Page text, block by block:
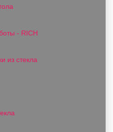
- RICH
из стекла